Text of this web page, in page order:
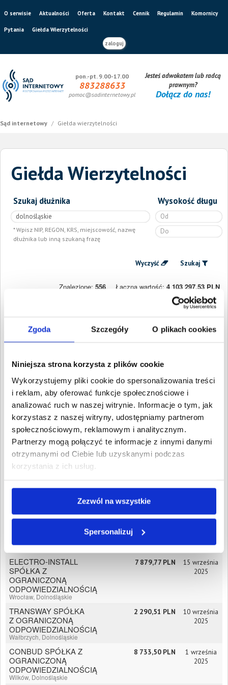
Zgoda Szczegóły O plikach cookies
Niniejsza strona korzysta z plików cookie
Wykorzystujemy pliki cookie do spersonalizowania treści
i reklam, aby oferować funkcje społecznościowe i
analizować ruch w naszej witrynie. Informacje o tym, jak
korzystasz z naszej witryny, udostępniamy partnerom
społecznościowym, reklamowym i analitycznym.
Partnerzy mogą połączyć te informacje z innymi danymi
otrzymanymi od Ciebie lub uzyskanymi podczas
korzystania z ich usług.
Zezwól na wszystkie
Spersonalizuj
O serwisie Aktualności Oferta Kontakt Cennik Regulamin Komornicy
Pytania
Giełda Wierzytelności
zaloguj
pon.-pt. 9.00-17.00
883288633
pomoc@sadinternetowy.pl
Jesteś adwokatem lub radcą
prawnym?
Dołącz do nas!
Sąd internetowy / Giełda wierzytelności
Giełda Wierzytelności
Szukaj dłużnika
Wpisz NIP, REGON, KRS, miejscowość, nazwę
dłużnika lub inną szukaną frazę
Wysokość długu
Wyczyść Szukaj
Znalezione: 556, Łączna wartość: 4 103 297,53 PLN
Data
publikacji
Joshgun Buludov
Wrocław, Dolnośląskie
8 153,03 PLN
4 listopada
Wrońska
Wrocław, Dolnośląskie
Klaudia Patrycja Wiatr
Wrocław, Dolnośląskie
Damian Roman
Lewandowski
Wałbrzych, Dolnośląskie
4 369,46 PLN
22
października
2025
YOON GROUP
SPÓŁKA Z
OGRANICZONĄ
ODPOWIEDZIALNOŚCIĄ
Bielany Wrocławskie,
4 680,39 PLN
października
TW RUSIECKI,
WĄTROBA SPÓŁKA
Wrocław, Dolnośląskie
PPKS KOMFORT-BUS
Jawor, Dolnośląskie
2 471,22 PLN
ELECTRO-INSTALL
SPÓŁKA Z
OGRANICZONĄ
ODPOWIEDZIALNOŚCIĄ
Wrocław, Dolnośląskie
7 879,77 PLN
15 września
2025
TRANSWAY SPÓŁKA
Z OGRANICZONĄ
ODPOWIEDZIALNOŚCIĄ
Wałbrzych, Dolnośląskie
2 290,51 PLN
10 września
2025
CONBUD SPÓŁKA Z
OGRANICZONĄ
ODPOWIEDZIALNOŚCIĄ
Wilków, Dolnośląskie
8 733,50 PLN
1 września
2025